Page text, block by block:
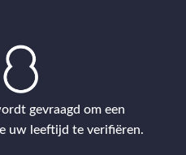
gevraagd om een
uw leeftijd te verifiëren.